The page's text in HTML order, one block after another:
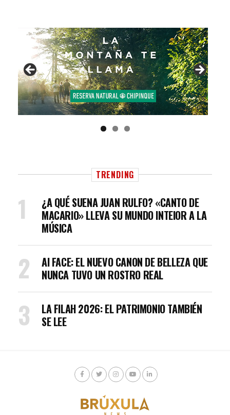
TRENDING
¿A QUÉ SUENA JUAN RULFO? «CANTO DE
MACARIO» LLEVA SU MUNDO INTEIOR A LA
MÚSICA
AI FACE: EL NUEVO CANON DE BELLEZA QUE
NUNCA TUVO UN ROSTRO REAL
LA FILAH 2026: EL PATRIMONIO TAMBIÉN
SE LEE